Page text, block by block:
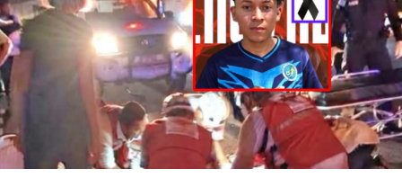
desaparición de H. D.
C., la@FGR_SVactivó
el protocolo de
búsqueda, en
coordinación con la
@PNCSV.